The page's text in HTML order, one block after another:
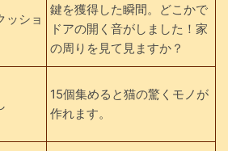
ッショ
鍵を獲得した瞬間。どこかで
ドアの開く音がしました！家
の周りを見て見ますか？
15個集めると猫の驚くモノが
作れます。